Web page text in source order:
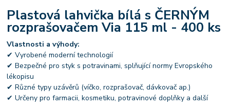
Plastová lahvička bílá s ČERNÝM
rozprašovačem Via 115 ml - 400 ks
Vlastnosti a výhody:
✔ Vyrobené moderní technologií
✔ Bezpečné pro styk s potravinami, splňující normy Evropského
lékopisu
✔ Různé typy uzávěrů (víčko, rozprašovač, dávkovač ap.)
✔ Určeny pro farmacii, kosmetiku, potravinové doplňky a další